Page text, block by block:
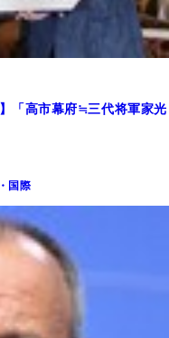
「高市幕府≒三代将軍家光
国際